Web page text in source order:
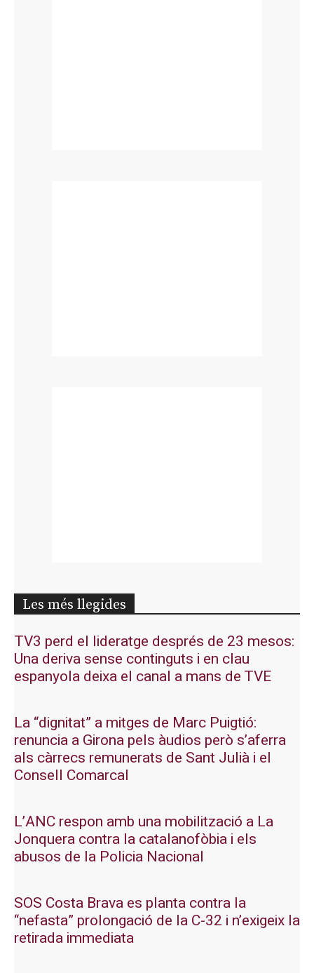
Les més llegides
TV3 perd el lideratge després de 23 mesos:
Una deriva sense continguts i en clau
espanyola deixa el canal a mans de TVE
La “dignitat” a mitges de Marc Puigtió:
renuncia a Girona pels àudios però s’aferra
als càrrecs remunerats de Sant Julià i el
Consell Comarcal
L’ANC respon amb una mobilització a La
Jonquera contra la catalanofòbia i els
abusos de la Policia Nacional
SOS Costa Brava es planta contra la
“nefasta” prolongació de la C-32 i n’exigeix la
retirada immediata